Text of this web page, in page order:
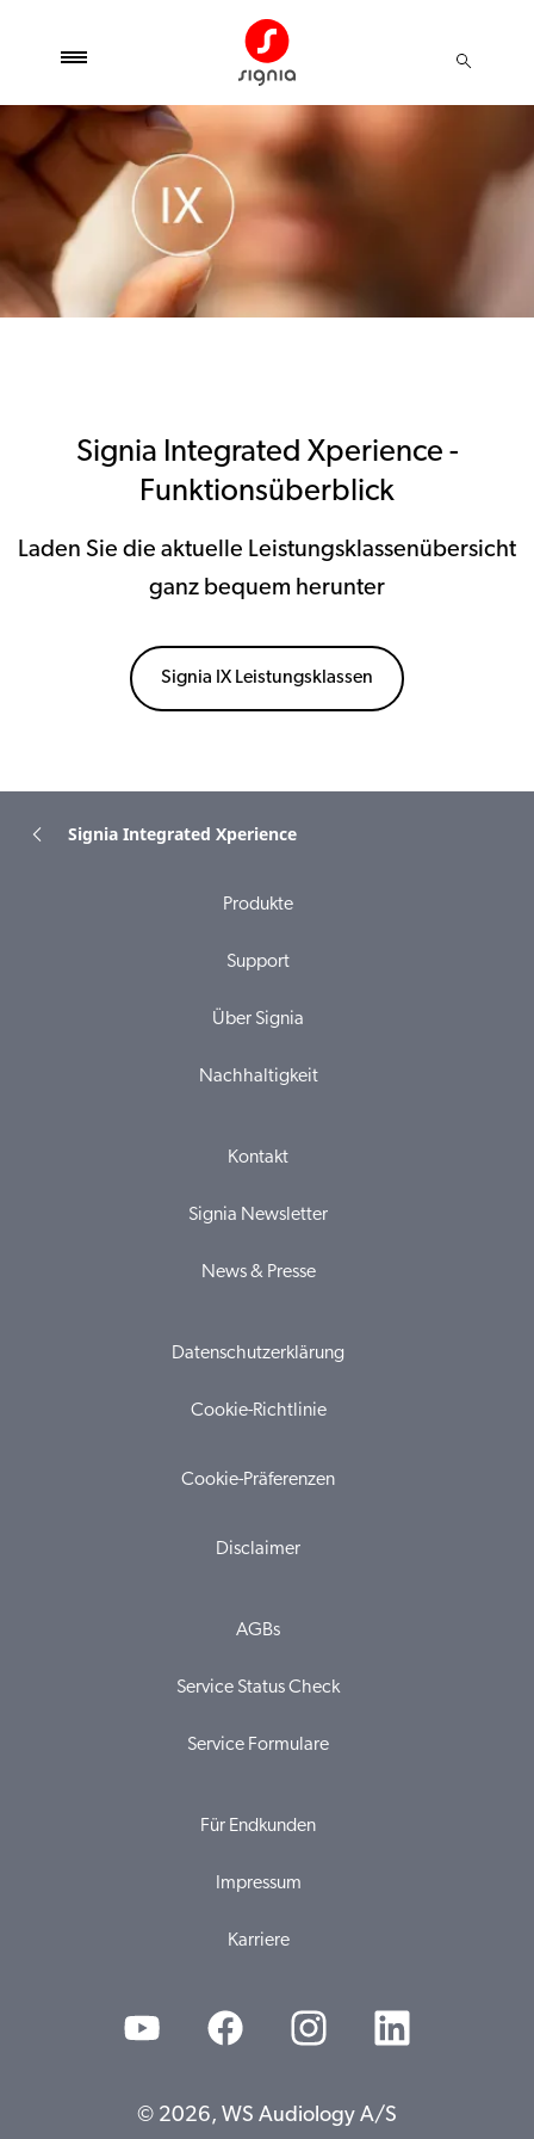
Signia Integrated Xperience -
Funktionsüberblick
Laden Sie die aktuelle Leistungsklassenübersicht
ganz bequem herunter
Signia IX Leistungsklassen
Signia Integrated Xperience
Produkte
Support
Über Signia
Nachhaltigkeit
Kontakt
Signia Newsletter
News & Presse
Datenschutzerklärung
Cookie-Richtlinie
Cookie-Präferenzen
Disclaimer
AGBs
Service Status Check
Service Formulare
Für Endkunden
Impressum
Karriere
© 2026, WS Audiology A/S